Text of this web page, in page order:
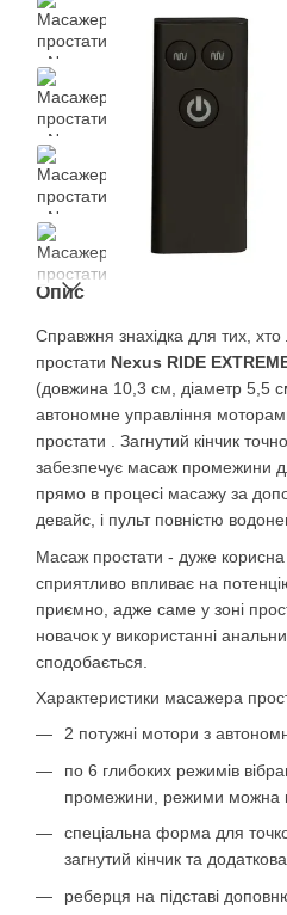
Опис
Справжня знахідка для тих,
простати Nexus RIDE
(довжина 10,3 см, діаметр 5,5
автономне управління
простати . Загнутий кінчик
забезпечує масаж промежини
прямо в процесі масажу за
девайс, і пульт повністю
Масаж простати - дуже
сприятливо впливає на
приємно, адже саме у зоні
новачок у використанні
сподобається.
Характеристики масажера
2 потужні мотори з
по 6 глибоких режимів
промежини, режими можна
спеціальна форма для
загнутий кінчик та
реберця на підставі